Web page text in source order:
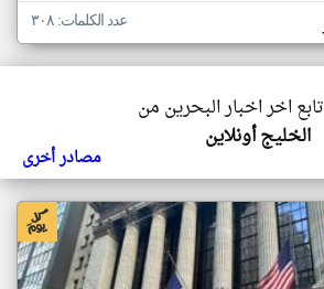
عدد الكلمات: ٣٠٨
تابع اخر اخبار البحرين من
الخليج أونلاين
مصادر أخرى